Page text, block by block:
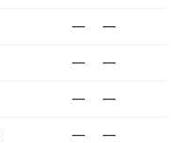
— —
— —
— —
— —